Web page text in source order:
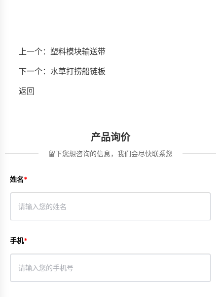
上一个：塑料模块输送带
下一个： 水草打捞船链板
返回
产品询价
留下您想咨询的信息，我们会尽快联系您
姓名
手机